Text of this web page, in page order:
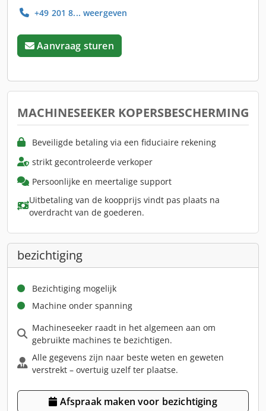
+49 201 8... weergeven
Aanvraag sturen
MACHINESEEKER KOPERSBESCHERMING
Beveiligde betaling via een fiduciaire rekening
strikt gecontroleerde verkoper
Persoonlijke en meertalige support
Uitbetaling van de koopprijs vindt pas plaats na
overdracht van de goederen.
bezichtiging
Bezichtiging mogelijk
Machine onder spanning
Machineseeker raadt in het algemeen aan om
gebruikte machines te bezichtigen.
Alle gegevens zijn naar beste weten en geweten
verstrekt – overtuig uzelf ter plaatse.
Afspraak maken voor bezichtiging